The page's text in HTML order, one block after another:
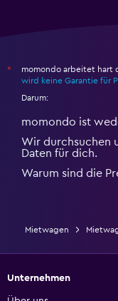
*
momondo arbeitet hart
wird keine Garantie für
Darum:
momondo ist
Wir durchsuchen
Daten für dich.
Warum sind die
Mietwagen
Unternehmen